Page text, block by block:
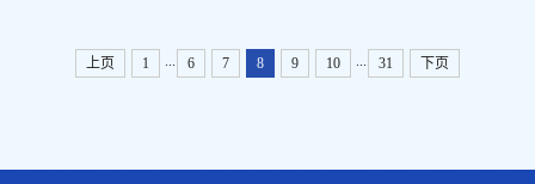
上页 1 ... 6 7 8 9 10 ... 31 下页